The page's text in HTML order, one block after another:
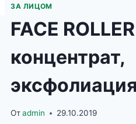
ЗА ЛИЦОМ
FACE
концентрат,
Отadmin 29.10.2019